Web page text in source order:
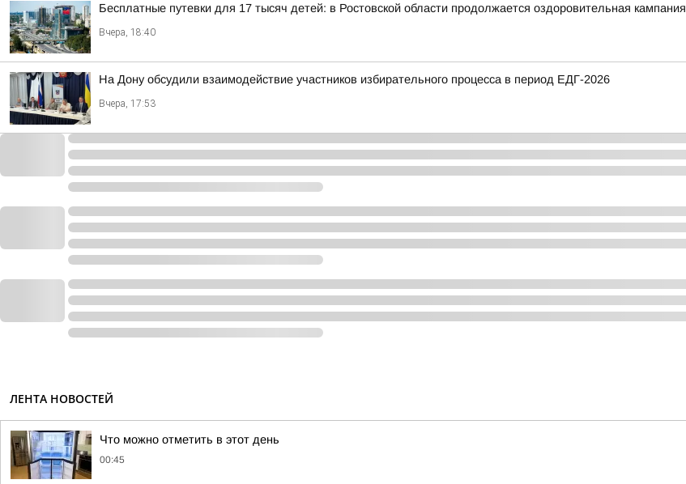
Бесплатные путевки для 17 тысяч детей: в Ростовской области продолжается оздоровительная кампания
Вчера, 18:40
На Дону обсудили взаимодействие участников избирательного процесса в период ЕДГ-2026
Вчера, 17:53
ЛЕНТА НОВОСТЕЙ
Что можно отметить в этот день
00:45